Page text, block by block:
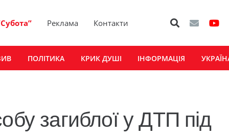
Реклама Контакти
ПОЛІТИКА КРИК ДУШІ ІНФОРМАЦІЯ
загиблої у ДТП під